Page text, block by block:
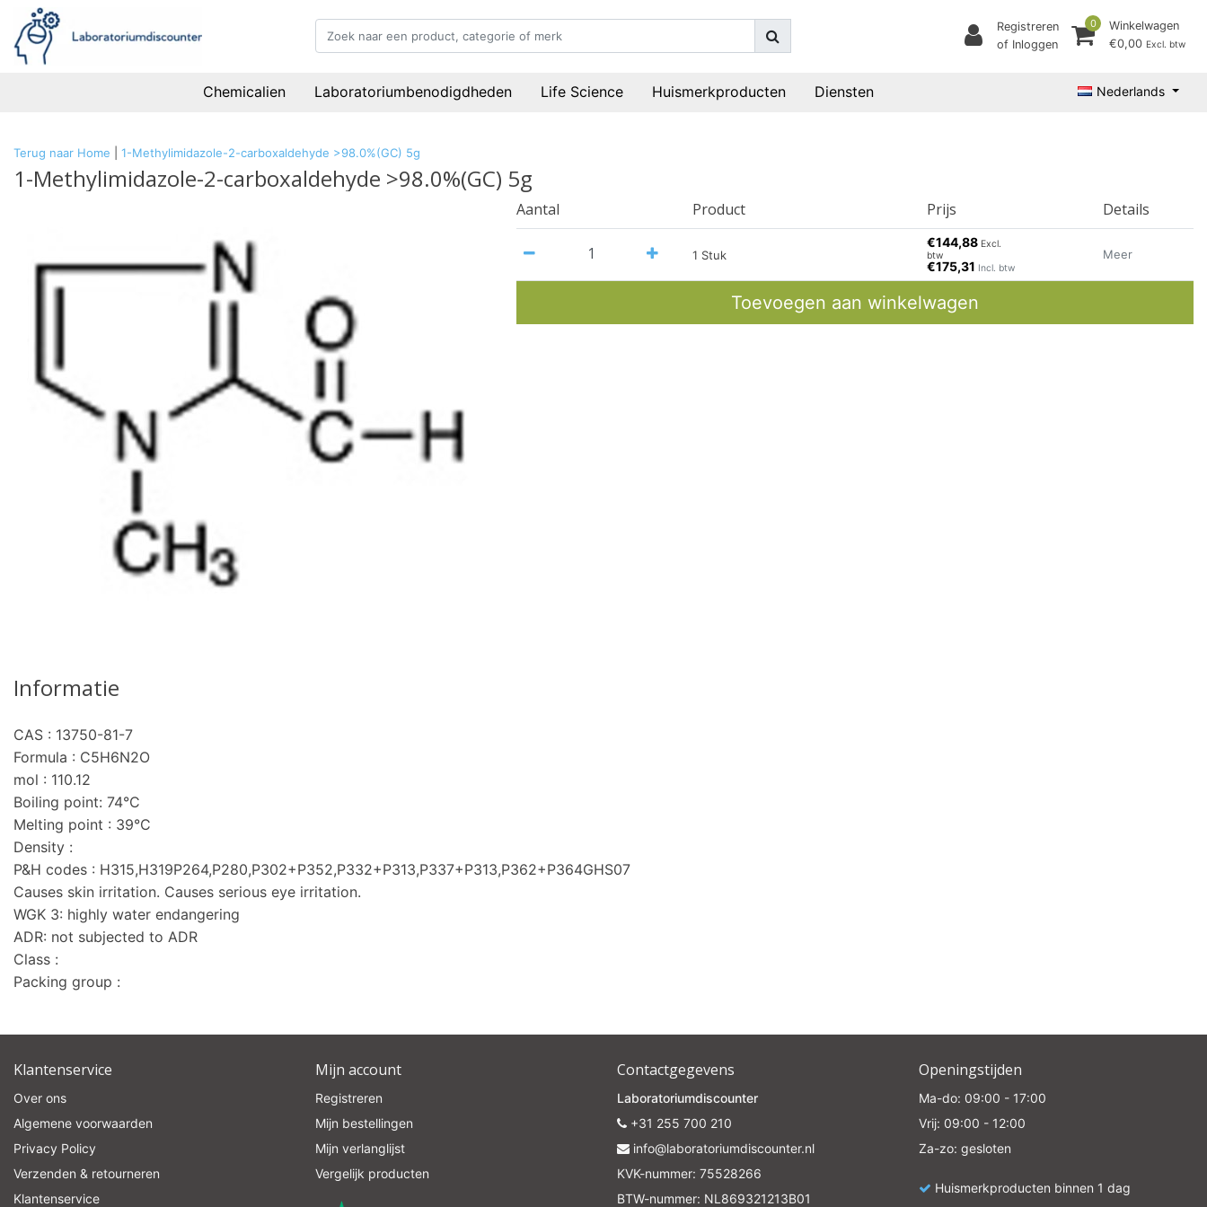
Registreren
of Inloggen
0
Winkelwagen
€0,00 Excl. btw
Chemicalien Laboratoriumbenodigdheden Life Science Huismerkproducten Diensten Nederlands
Terug naar Home 1-Methylimidazole-2-carboxaldehyde >98.0%(GC) 5g
1-Methylimidazole-2-carboxaldehyde >98.0%(GC) 5g
Aantal Product Prijs Details
1 Stuk
€144,88 Excl.
btw
€175,31 Incl. btw
Meer
Toevoegen aan winkelwagen
Informatie
CAS : 13750-81-7
Formula : C5H6N2O
mol : 110.12
Boiling point: 74°C
Melting point : 39°C
Density :
P&H codes : H315,H319P264,P280,P302+P352,P332+P313,P337+P313,P362+P364GHS07
Causes skin irritation. Causes serious eye irritation.
WGK 3: highly water endangering
ADR: not subjected to ADR
Class :
Packing group :
Klantenservice
Over ons
Algemene voorwaarden
Privacy Policy
Verzenden & retourneren
Klantenservice
Mijn account
Registreren
Mijn bestellingen
Mijn verlanglijst
Vergelijk producten
Contactgegevens
Laboratoriumdiscounter
+31 255 700 210
info@laboratoriumdiscounter.nl
KVK-nummer: 75528266
BTW-nummer: NL869321213B01
Openingstijden
Ma-do: 09:00 - 17:00
Vrij: 09:00 - 12:00
Za-zo: gesloten
Huismerkproducten binnen 1 dag